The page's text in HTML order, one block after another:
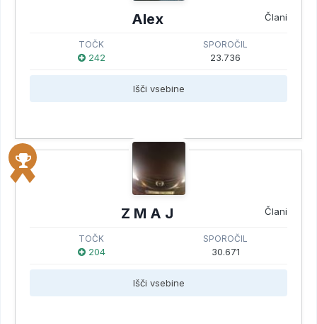
Alex Člani
TOČK
242
SPOROČIL
23.736
Išči vsebine
Z M A J Člani
TOČK
204
SPOROČIL
30.671
Išči vsebine